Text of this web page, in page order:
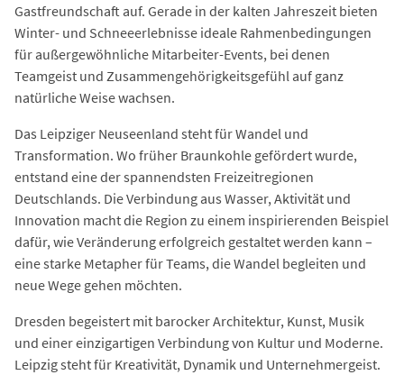
Gastfreundschaft auf. Gerade in der kalten Jahreszeit bieten
Winter- und Schneeerlebnisse ideale Rahmenbedingungen
für außergewöhnliche Mitarbeiter-Events, bei denen
Teamgeist und Zusammengehörigkeitsgefühl auf ganz
natürliche Weise wachsen.
Das Leipziger Neuseenland steht für Wandel und
Transformation. Wo früher Braunkohle gefördert wurde,
entstand eine der spannendsten Freizeitregionen
Deutschlands. Die Verbindung aus Wasser, Aktivität und
Innovation macht die Region zu einem inspirierenden Beispiel
dafür, wie Veränderung erfolgreich gestaltet werden kann –
eine starke Metapher für Teams, die Wandel begleiten und
neue Wege gehen möchten.
Dresden begeistert mit barocker Architektur, Kunst, Musik
und einer einzigartigen Verbindung von Kultur und Moderne.
Leipzig steht für Kreativität, Dynamik und Unternehmergeist.